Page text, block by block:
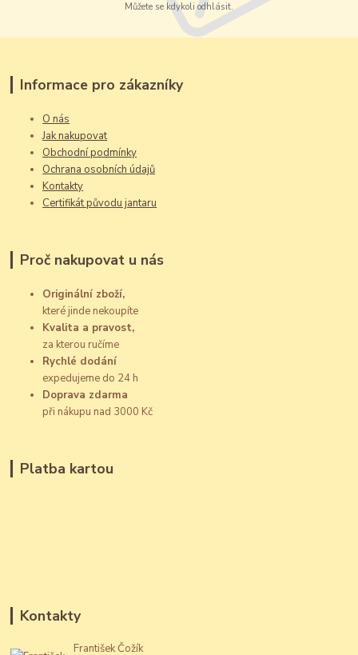
Můžete se kdykoli odhlásit.
Informace pro zákazníky
O nás
Jak nakupovat
Obchodní podmínky
Ochrana osobních údajů
Kontakty
Certifikát původu jantaru
Proč nakupovat u nás
Originální zboží,
které jinde nekoupíte
Kvalita a pravost,
za kterou ručíme
Rychlé dodání
expedujeme do 24 h
Doprava zdarma
při nákupu nad 3000 Kč
Platba kartou
Kontakty
František Čožík